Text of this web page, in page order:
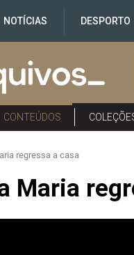
NOTÍCIAS DESPORTO
CONTEÚDOS
regressa a casa
Maria